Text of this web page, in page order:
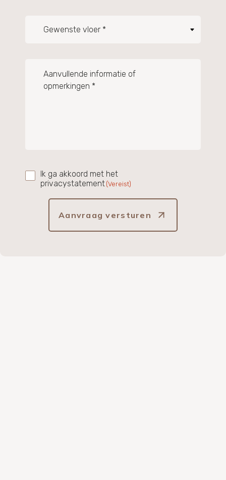
vloer
informatie
Instemming(Vereist)
Ik ga akkoord met het
privacystatement (Vereist)